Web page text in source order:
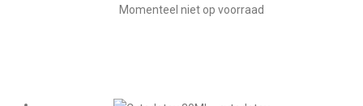
Momenteel niet op voorraad